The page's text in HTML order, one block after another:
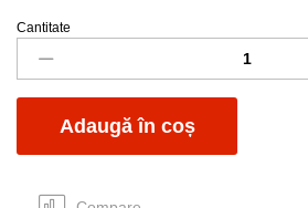
Conect
2borne
resort
5mm
quantity
Cantitate
Adaugă în coș